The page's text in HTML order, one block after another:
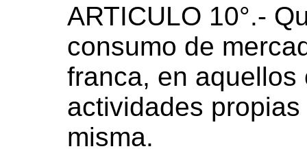
ARTICULO 10°.-
consumo de
franca, en
actividades
misma.